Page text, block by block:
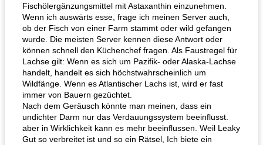
Fischölergänzungsmittel mit Astaxanthin einzunehmen.
Wenn ich auswärts esse, frage ich meinen Server auch,
ob der Fisch von einer Farm stammt oder wild gefangen
wurde. Die meisten Server kennen diese Antwort oder
können schnell den Küchenchef fragen. Als Faustregel für
Lachse gilt: Wenn es sich um Pazifik- oder Alaska-Lachse
handelt, handelt es sich höchstwahrscheinlich um
Wildfänge. Wenn es Atlantischer Lachs ist, wird er fast
immer von Bauern gezüchtet.
Nach dem Geräusch könnte man meinen, dass ein
undichter Darm nur das Verdauungssystem beeinflusst.
aber in Wirklichkeit kann es mehr beeinflussen. Weil Leaky
Gut so verbreitet ist und so ein Rätsel, Ich biete ein